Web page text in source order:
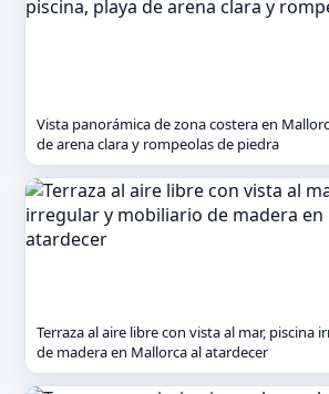
Vista panorámica de zona costera en
de arena clara y rompeolas de piedra
Terraza al aire libre con vista al mar, piscina
de madera en Mallorca al atardecer